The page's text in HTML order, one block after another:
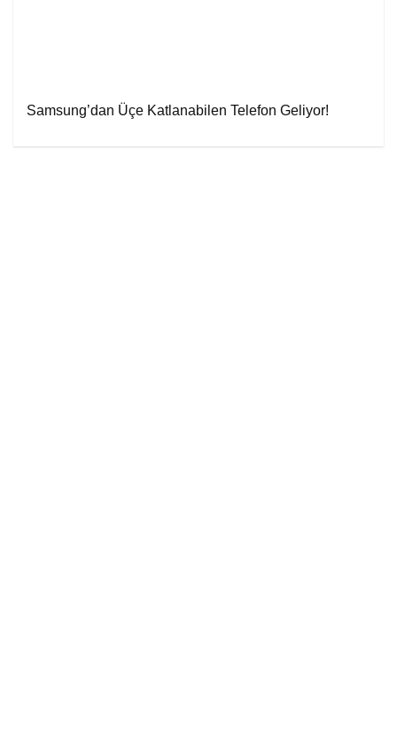
Samsung’dan Üçe Katlanabilen Telefon Geliyor!